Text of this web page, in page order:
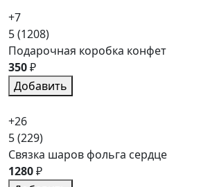
+7
5(1208)
Подарочная коробка конфет
350₽
Добавить
+26
5(229)
Связка шаров фольга сердце
1280₽